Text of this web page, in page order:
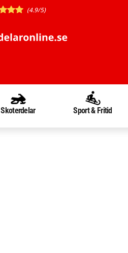
(4.9/5)
Skoterdelar Sport & Fritid